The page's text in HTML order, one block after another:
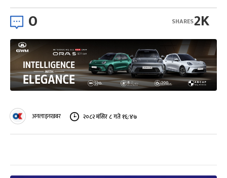
0 2K
SHARES
अनलाइनखबर २०८२ मंसिर ८ गते १६:४७